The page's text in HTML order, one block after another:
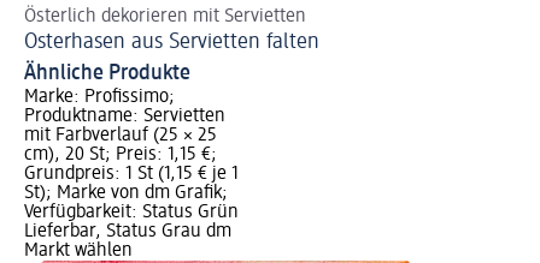
Österlich dekorieren mit Servietten
Osterhasen aus Servietten falten
Ähnliche Produkte
Marke: Profissimo;
Produktname: Servietten
mit Farbverlauf (25 × 25
cm), 20 St; Preis: 1,15 €;
Grundpreis: 1 St (1,15 € je 1
St); Marke von dm Grafik;
Verfügbarkeit: Status Grün
Lieferbar, Status Grau dm
Markt wählen